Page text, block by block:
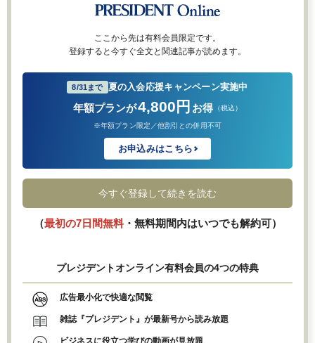
ここから先は有料会員限定です。
登録すると今すぐ全文と関連記事が読めます。
8/31まで 夏の入会応援キャンペーン実施中
年額プランが4,800円 お得 （税込）
※年額プラン限定／他割引との併用不可
お申込みはこちら
今すぐ登録して続きを読む
（最初の7日間無料・無料期間内はいつでも解約可）
プレジデントオンライン有料会員の4つの特典
広告最小化で快適な閲覧
雑誌『プレジデント』が最新号から読み放題
ビジネスに役立つ学びの動画が見放題